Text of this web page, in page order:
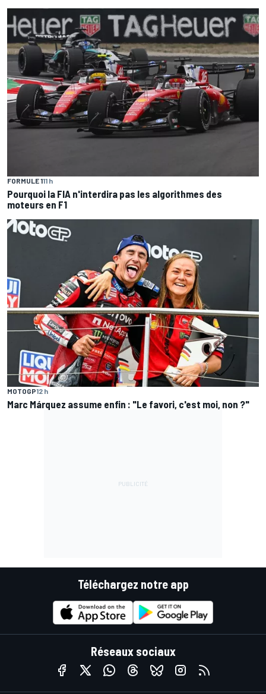
FORMULE 111 h
Pourquoi la FIA n'interdira pas les algorithmes des
moteurs en F1
MOTOGP12 h
Marc Márquez assume enfin : "Le favori, c'est moi, non ?"
Téléchargez notre app
Réseaux sociaux